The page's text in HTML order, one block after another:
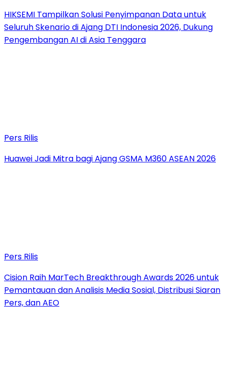
HIKSEMI Tampilkan Solusi Penyimpanan Data untuk
Seluruh Skenario di Ajang DTI Indonesia 2026, Dukung
Pengembangan AI di Asia Tenggara
Pers Rilis
Huawei Jadi Mitra bagi Ajang GSMA M360 ASEAN 2026
Pers Rilis
Cision Raih MarTech Breakthrough Awards 2026 untuk
Pemantauan dan Analisis Media Sosial, Distribusi Siaran
Pers, dan AEO